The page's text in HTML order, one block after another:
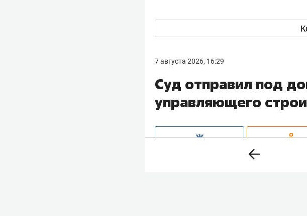
7 августа 2026, 16:29
Суд отправил под
управляющего